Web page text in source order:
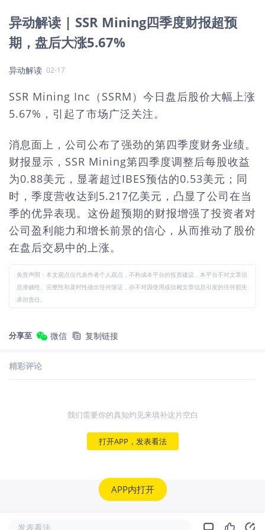
异动解读 | SSR Mining四季度财报超预
期，盘后大涨5.67%
异动解读 02-17
SSR Mining Inc（SSRM）今日盘后股价大幅上涨
5.67%，引起了市场广泛关注。
消息面上，公司公布了强劲的第四季度财务业绩。
财报显示，SSR Mining第四季度调整后每股收益
为0.88美元，显著超过IBES预估的0.53美元；同
时，季度营收达到5.217亿美元，凸显了公司在当
季的优异表现。这份超预期的财报增强了投资者对
公司盈利能力和增长前景的信心，从而推动了股价
在盘后交易中的上涨。
免责声明：本文观点仅代表作者个人观点，不构成本平台的投资建议，本平台不对文章信
息准确性、完整性和及时性做出任何保证，亦不对因使用或信赖文章信息引发的任何损失
承担责任。
分享至 微信 复制链接
精彩评论
我们需要你的真知灼见来填补这片空白
打开APP，发表看法
APP内打开
发表看法